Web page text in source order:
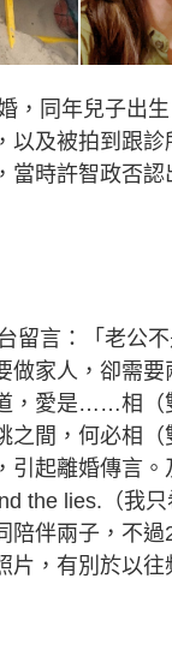
，同年兒子出
以及被拍到跟
時許智政否認
留言：「老公
做家人，卻需
愛是……相（
間，何必相
引起離婚傳言
the lies.（我
陪伴兩子，不
片，有別於以往